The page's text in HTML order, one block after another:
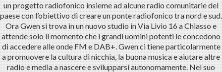
un progetto radiofonico insieme ad alcune radio comunitarie del
paese con l’obiettivo di creare un ponte radiofonico tra nord e sud.
Ora Gwen si trova in un nuovo studio in Via Livio 16 a Chiasso e
attende solo il momento che i grandi uomini potenti le concedono
di accedere alle onde FM e DAB+. Gwen ci tiene particolarmente
a promuovere la cultura di nicchia, la buona musica e aiutare altre
radio e media a nascere e svilupparsi autonomamente. Nel suo